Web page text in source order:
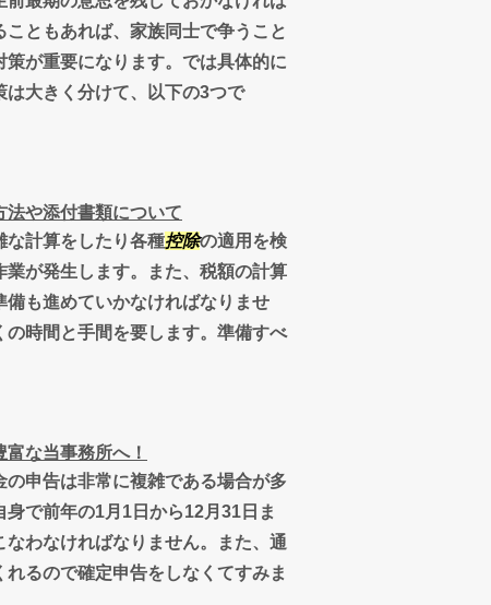
ともあれば、家族同士で争うこと
策が重要になります。では具体的に
は大きく分けて、以下の3つで
や添付書類について
な計算をしたり各種控除の適用を検
が発生します。また、税額の計算
も進めていかなければなりませ
時間と手間を要します。準備すべ
な当事務所へ！
の申告は非常に複雑である場合が多
で前年の1月1日から12月31日ま
わなければなりません。また、通
るので確定申告をしなくてすみま